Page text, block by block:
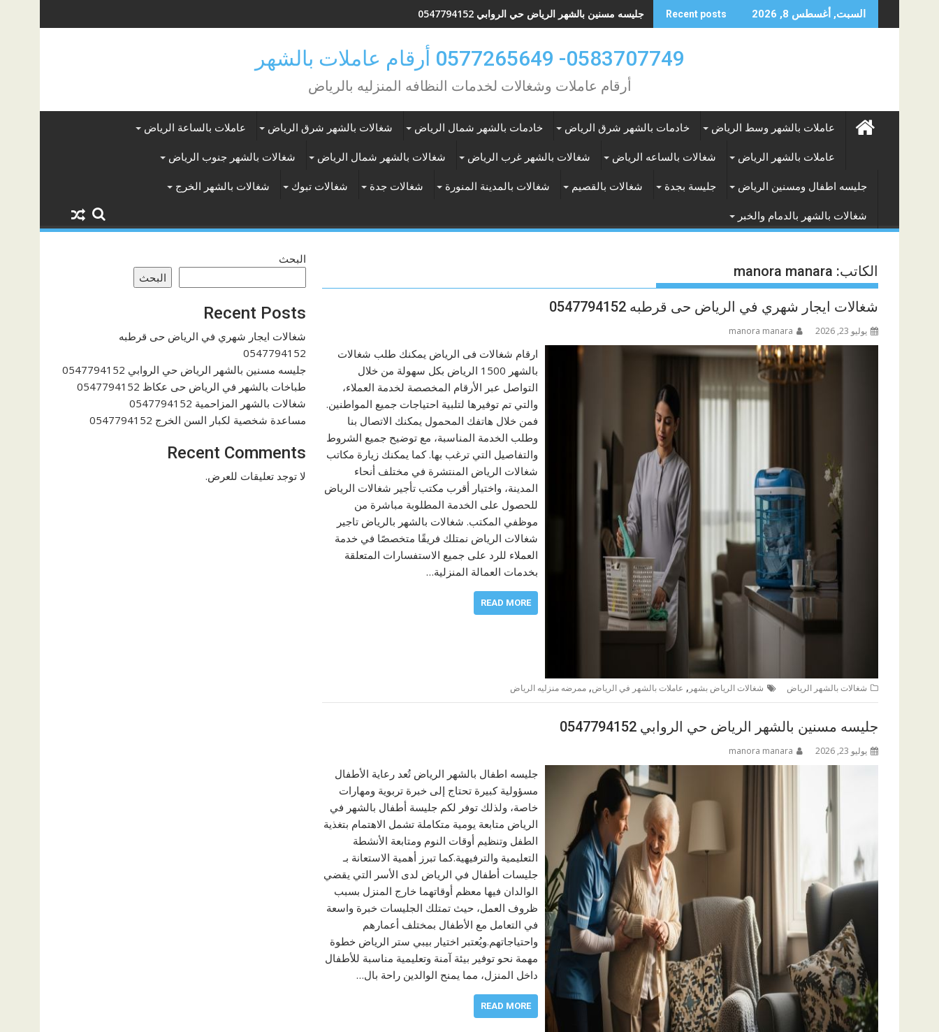
to
السبت, أغسطس 8, 2026 Recent posts جليسه مسنين بالشهر الرياض حي الروابي 0547794152
0583707749- 0577265649 أرقام عاملات بالشهر
أرقام عاملات وشغالات لخدمات النظافه المنزليه بالرياض
عاملات بالشهر وسط الرياض خادمات بالشهر شرق الرياض خادمات بالشهر شمال الرياض شغالات بالشهر شرق الرياض عاملات بالساعة الرياض
عاملات بالشهر الرياض شغالات بالساعه الرياض شغالات بالشهر غرب الرياض شغالات بالشهر شمال الرياض شغالات بالشهر جنوب الرياض
جليسه اطفال ومسنين الرياض جليسة بجدة شغالات بالقصيم شغالات بالمدينة المنورة شغالات جدة شغالات تبوك شغالات بالشهر الخرج
شغالات بالشهر بالدمام والخبر
الكاتب: manora manara
شغالات ايجار شهري في الرياض حى قرطبه 0547794152
يوليو 23, 2026 manora manara
ارقام شغالات فى الرياض يمكنك طلب شغالات
بالشهر 1500 الرياض بكل سهولة من خلال
التواصل عبر الأرقام المخصصة لخدمة العملاء،
والتي تم توفيرها لتلبية احتياجات جميع المواطنين.
فمن خلال هاتفك المحمول يمكنك الاتصال بنا
وطلب الخدمة المناسبة، مع توضيح جميع الشروط
والتفاصيل التي ترغب بها. كما يمكنك زيارة مكاتب
شغالات الرياض المنتشرة في مختلف أنحاء
المدينة، واختيار أقرب مكتب تأجير شغالات الرياض
للحصول على الخدمة المطلوبة مباشرة من
موظفي المكتب. شغالات بالشهر بالرياض تاجير
شغالات الرياض نمتلك فريقًا متخصصًا في خدمة
العملاء للرد على جميع الاستفسارات المتعلقة
بخدمات العمالة المنزلية…
READ MORE
شغالات بالشهر الرياض شغالات الرياض بشهر , عاملات بالشهر في الرياض, ممرضه منزليه الرياض
جليسه مسنين بالشهر الرياض حي الروابي 0547794152
يوليو 23, 2026 manora manara
جليسه اطفال بالشهر الرياض تُعد رعاية الأطفال
مسؤولية كبيرة تحتاج إلى خبرة تربوية ومهارات
خاصة، ولذلك توفر لكم جليسة أطفال بالشهر في
الرياض متابعة يومية متكاملة تشمل الاهتمام بتغذية
الطفل وتنظيم أوقات النوم ومتابعة الأنشطة
التعليمية والترفيهية.كما تبرز أهمية الاستعانة بـ
جليسات أطفال في الرياض لدى الأسر التي يقضي
الوالدان فيها معظم أوقاتهما خارج المنزل بسبب
ظروف العمل، حيث تمتلك الجليسات خبرة واسعة
في التعامل مع الأطفال بمختلف أعمارهم
واحتياجاتهم.ويُعتبر اختيار بيبي ستر الرياض خطوة
مهمة نحو توفير بيئة آمنة وتعليمية مناسبة للأطفال
داخل المنزل، مما يمنح الوالدين راحة بال…
READ MORE
البحث
البحث
Recent Posts
شغالات ايجار شهري في الرياض حى قرطبه
0547794152
جليسه مسنين بالشهر الرياض حي الروابي 0547794152
طباخات بالشهر في الرياض حى عكاظ 0547794152
شغالات بالشهر المزاحمية 0547794152
مساعدة شخصية لكبار السن الخرج 0547794152
Recent Comments
لا توجد تعليقات للعرض.